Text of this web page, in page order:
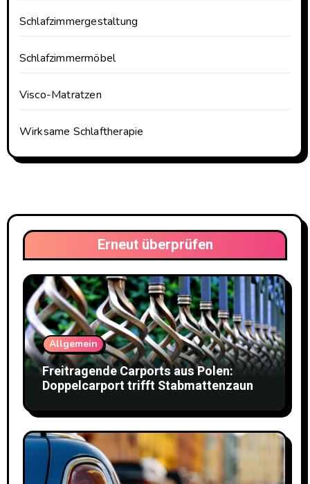
Schlafzimmergestaltung
Schlafzimmermöbel
Visco-Matratzen
Wirksame Schlaftherapie
Erneut überprüfen
Allgemein
Freitragende Carports aus Polen:
Doppelcarport trifft Stabmattenzaun